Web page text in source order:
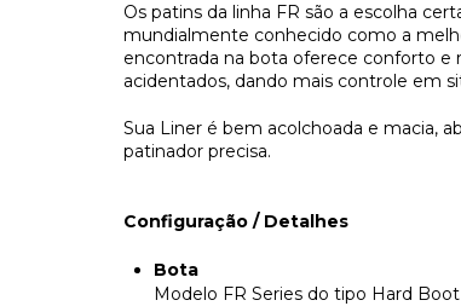
Os patins da linha FR são a escolha
mundialmente conhecido como a
encontrada na bota oferece conforto e
acidentados, dando mais controle em
Sua Liner é bem acolchoada e macia,
patinador precisa.
Configuração / Detalhes
Bota
Modelo FR Series do tipo Hard